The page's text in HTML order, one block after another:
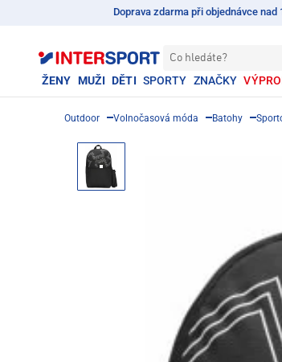
Doprava zdarma při objednávce nad
Co hledáte?
ŽENY MUŽI DĚTI SPORTY ZNAČKY
Outdoor Volnočasová móda Batohy